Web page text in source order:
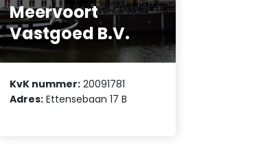
Meervoort
Vastgoed B.V.
KvK nummer: 20091781
Adres: Ettensebaan 17 B